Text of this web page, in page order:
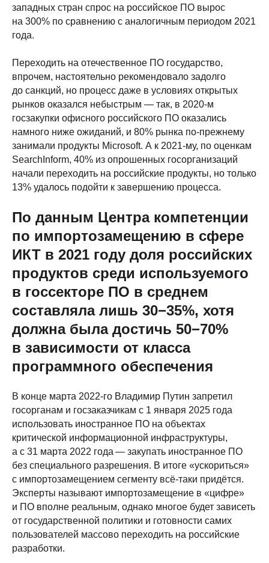
западных стран спрос на российское ПО вырос
на 300% по сравнению с аналогичным периодом 2021
года.
Переходить на отечественное ПО государство,
впрочем, настоятельно рекомендовало задолго
до санкций, но процесс даже в условиях открытых
рынков оказался небыстрым — так, в 2020-м
госзакупки офисного российского ПО оказались
намного ниже ожиданий, и 80% рынка по-прежнему
занимали продукты Microsoft. А к 2021-му, по оценкам
SearchInform, 40% из опрошенных госорганизаций
начали переходить на российские продукты, но только
13% удалось подойти к завершению процесса.
По данным Центра компетенции
по импортозамещению в сфере
ИКТ в 2021 году доля российских
продуктов среди используемого
в госсекторе ПО в среднем
составляла лишь 30−35%, хотя
должна была достичь 50−70%
в зависимости от класса
программного обеспечения
В конце марта 2022-го Владимир Путин запретил
госорганам и госзаказчикам с 1 января 2025 года
использовать иностранное ПО на объектах
критической информационной инфраструктуры,
а с 31 марта 2022 года — закупать иностранное ПО
без специального разрешения. В итоге «ускориться»
с импортозамещением сегменту всё-таки придётся.
Эксперты называют импортозамещение в «цифре»
и ПО вполне реальным, однако многое будет зависеть
от государственной политики и готовности самих
пользователей массово переходить на российские
разработки.